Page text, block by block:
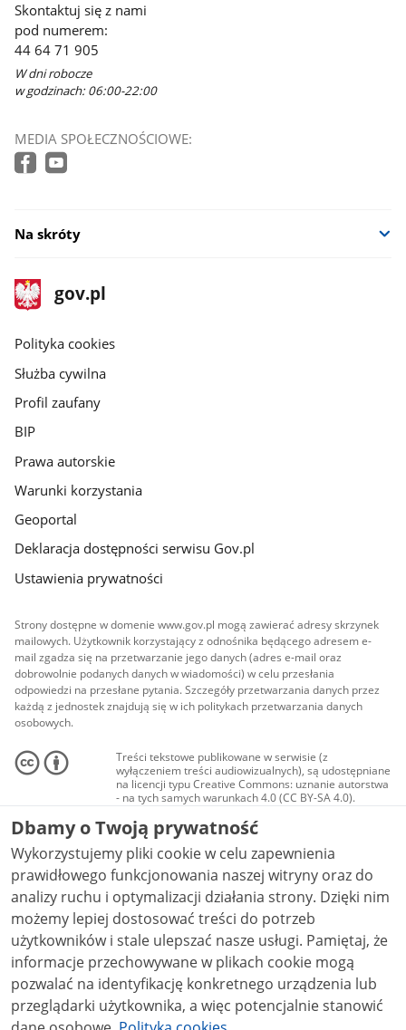
Skontaktuj się z nami
pod numerem:
44 64 71 905
W dni robocze
w godzinach: 06:00-22:00
MEDIA SPOŁECZNOŚCIOWE:
Na skróty
stopka
gov.pl
Strona
gov.pl
gov.pl
Polityka cookies
Służba cywilna
Profil zaufany
BIP
Prawa autorskie
Warunki korzystania
Geoportal
Deklaracja dostępności serwisu Gov.pl
Ustawienia prywatności
Strony dostępne w domenie www.gov.pl mogą zawierać adresy skrzynek
mailowych. Użytkownik korzystający z odnośnika będącego adresem e-
mail zgadza się na przetwarzanie jego danych (adres e-mail oraz
dobrowolnie podanych danych w wiadomości) w celu przesłania
odpowiedzi na przesłane pytania. Szczegóły przetwarzania danych przez
każdą z jednostek znajdują się w ich politykach przetwarzania danych
osobowych.
Treści tekstowe publikowane w serwisie (z
wyłączeniem treści audiowizualnych), są udostępniane
na licencji typu Creative Commons: uznanie autorstwa
- na tych samych warunkach 4.0 (CC BY-SA 4.0).
Materiały audiowizualne, w tym zdjęcia, materiały
audio i wideo, są udostępniane na licencji typu
Creative Commons: uznanie autorstwa użycie
niekomercyjne - bez utworów zależnych 4.0 (CC BY-
NC-ND 4.0), o ile nie jest to stwierdzone inaczej.
Dbamy o Twoją prywatność
Wykorzystujemy pliki cookie w celu zapewnienia
prawidłowego funkcjonowania naszej witryny oraz do
analizy ruchu i optymalizacji działania strony. Dzięki nim
możemy lepiej dostosować treści do potrzeb
użytkowników i stale ulepszać nasze usługi. Pamiętaj, że
informacje przechowywane w plikach cookie mogą
pozwalać na identyfikację konkretnego urządzenia lub
przeglądarki użytkownika, a więc potencjalnie stanowić